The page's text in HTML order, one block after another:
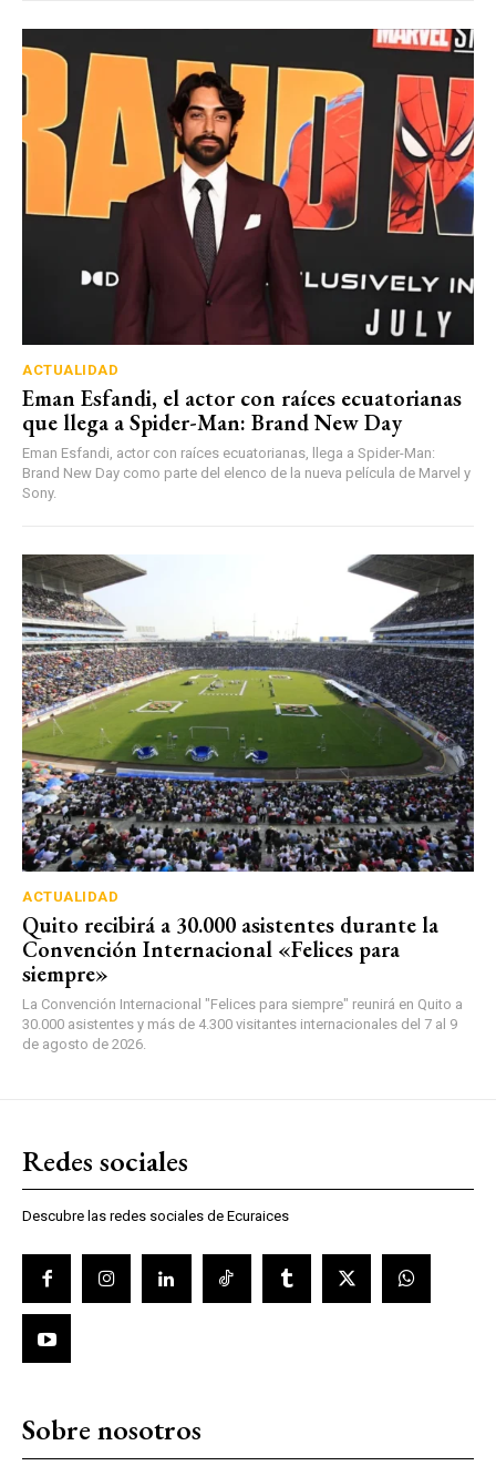
ACTUALIDAD
Eman Esfandi, el actor con raíces ecuatorianas
que llega a Spider-Man: Brand New Day
Eman Esfandi, actor con raíces ecuatorianas, llega a Spider-Man:
Brand New Day como parte del elenco de la nueva película de Marvel y
Sony.
ACTUALIDAD
Quito recibirá a 30.000 asistentes durante la
Convención Internacional «Felices para
siempre»
La Convención Internacional "Felices para siempre" reunirá en Quito a
30.000 asistentes y más de 4.300 visitantes internacionales del 7 al 9
de agosto de 2026.
Redes sociales
Descubre las redes sociales de Ecuraices
Sobre nosotros